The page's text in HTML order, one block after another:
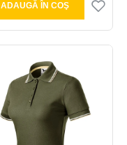
ADAUGĂ ÎN COŞ